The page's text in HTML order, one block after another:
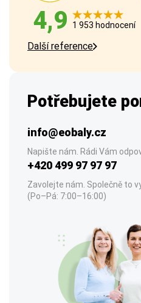
4,9 1 953 hodnocení
Další reference
Potřebujete
info@eobaly.cz
Napište nám. Rádi Vám
+420 499 97 97 97
Zavolejte nám. Společně to
(Po–Pá: 7:00–16:00)